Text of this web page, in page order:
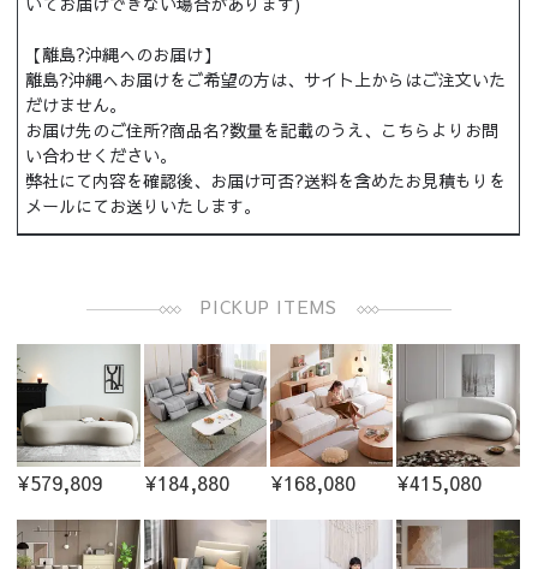
【離島?沖縄へのお届け】
離島?沖縄へお届けをご希望の方は、サイト上からはご注文いた
だけません。
お届け先のご住所?商品名?数量を記載のうえ、こちらよりお問
い合わせください。
弊社にて内容を確認後、お届け可否?送料を含めたお見積もりを
メールにてお送りいたします。
PICKUP ITEMS
¥579,809 ¥184,880 ¥168,080 ¥415,080